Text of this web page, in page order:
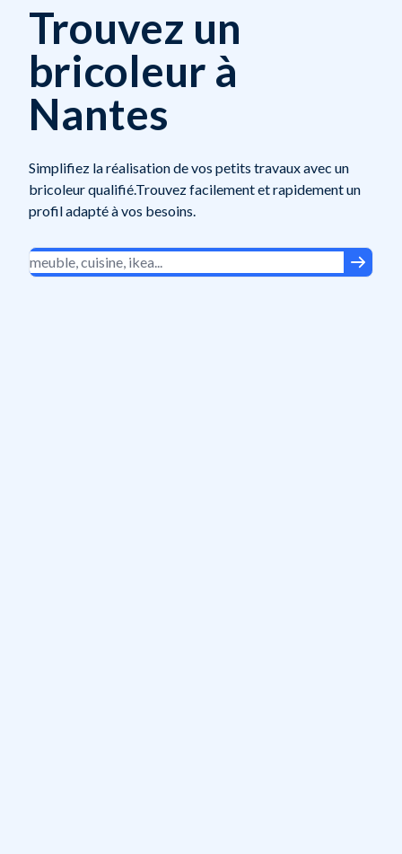
Trouvez un
bricoleur à
Nantes
Simplifiez la réalisation de vos petits travaux avec un
bricoleur qualifié.Trouvez facilement et rapidement un
profil adapté à vos besoins.